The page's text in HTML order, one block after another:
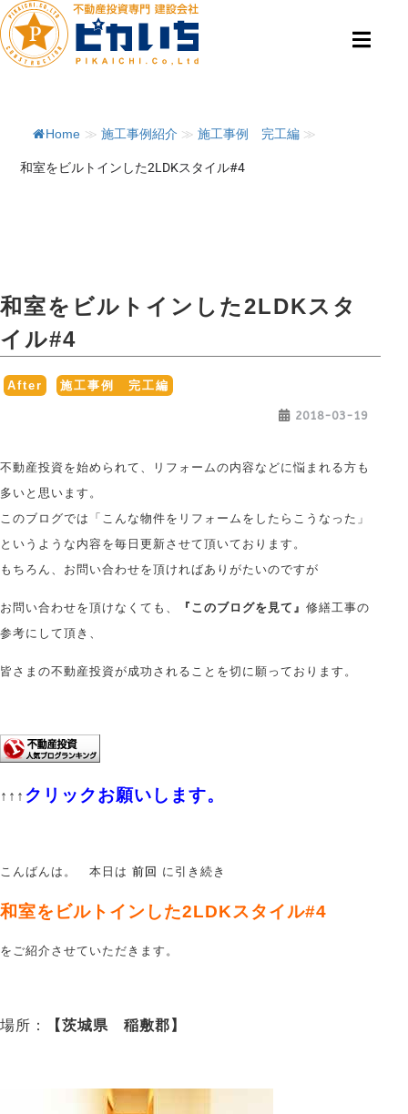
Home ≫ 施工事例紹介 ≫ 施工事例 完工編 ≫
和室をビルトインした2LDKスタイル#4
和室をビルトインした2LDKスタ
イル#4
After 施工事例 完工編
2018-03-19
不動産投資を始められて、リフォームの内容などに悩まれる方も
多いと思います。
このブログでは「こんな物件をリフォームをしたらこうなった」
というような内容を毎日更新させて頂いております。
もちろん、お問い合わせを頂ければありがたいのですが
お問い合わせを頂けなくても、 『このブログを見て』 修繕工事の
参考にして頂き、
皆さまの不動産投資が成功されることを切に願っております。
↑↑↑ クリックお願いします。
こんばんは。 本日は 前回 に引き続き
和室をビルトインした2LDKスタイル#4
をご紹介させていただきます。
場所： 【茨城県 稲敷郡 】